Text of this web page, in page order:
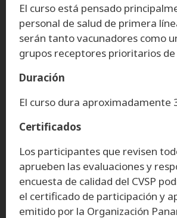
El curso está pensado
personal de salud de primera
serán tanto vacunadores como
grupos receptores prioritarios de
Duración
El curso dura aproximadamente
Certificados
Los participantes que revisen
aprueben las evaluaciones y
encuesta de calidad del CVSP
el certificado de participación y
emitido por la Organización